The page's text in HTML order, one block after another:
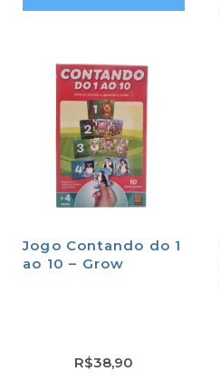
Jogo Contando do 1
ao 10 – Grow
R$38,90